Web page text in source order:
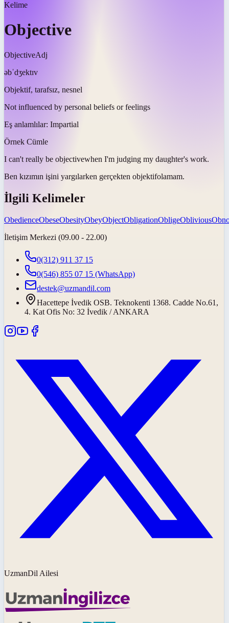
Kelime
Objective
ObjectiveAdj
əbˈdʒektɪv
Objektif, tarafsız, nesnel
Not influenced by personal beliefs or feelings
Eş anlamlılar: Impartial
Örnek Cümle
I can't really be objectivewhen I'm judging my daughter's work.
Ben kızımın işini yargılarken gerçekten objektifolamam.
İlgili Kelimeler
ObedienceObeseObesityObeyObjectObligationObligeOblivious
İletişim Merkezi (09.00 - 22.00)
0(312) 911 37 15
0(546) 855 07 15 (WhatsApp)
destek@uzmandil.com
Hacettepe İvedik OSB. Teknokenti 1368. Cadde No.61,
4. Kat Ofis No: 32 İvedik / ANKARA
UzmanDil Ailesi